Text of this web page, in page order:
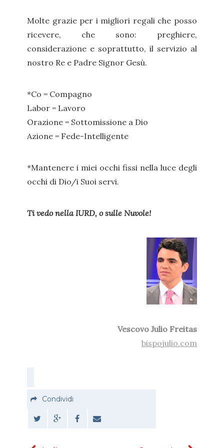
Molte grazie per i migliori regali che posso
ricevere, che sono: preghiere,
considerazione e soprattutto, il servizio al
nostro Re e Padre Signor Gesù.
*Co = Compagno
Labor = Lavoro
Orazione = Sottomissione a Dio
Azione = Fede-Intelligente
*Mantenere i miei occhi fissi nella luce degli
occhi di Dio/i Suoi servi.
Ti vedo nella IURD, o sulle Nuvole!
Vescovo Julio Freitas
bispojulio.com
Condividi